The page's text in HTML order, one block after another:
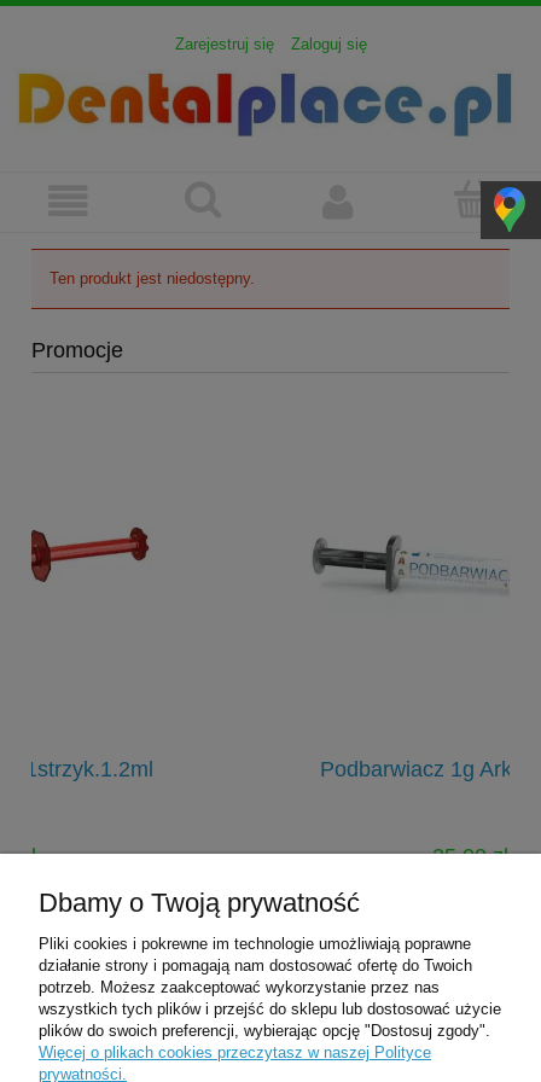
Zarejestruj się Zaloguj się
Ten produkt jest niedostępny.
Promocje
Podbarwiacz 1g Arkona kolor B
25,00 zł
Cena regularna:45,00 zł
do koszyka
Pomoc
Dbamy o Twoją prywatność
Pliki cookies i pokrewne im technologie umożliwiają poprawne
działanie strony i pomagają nam dostosować ofertę do Twoich
potrzeb. Możesz zaakceptować wykorzystanie przez nas
wszystkich tych plików i przejść do sklepu lub dostosować użycie
plików do swoich preferencji, wybierając opcję "Dostosuj zgody".
Więcej o plikach cookies przeczytasz w naszej Polityce
prywatności.